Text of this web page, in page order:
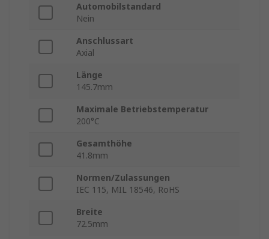
Automobilstandard
Nein
Anschlussart
Axial
Länge
145.7mm
Maximale Betriebstemperatur
200°C
Gesamthöhe
41.8mm
Normen/Zulassungen
IEC 115, MIL 18546, RoHS
Breite
72.5mm